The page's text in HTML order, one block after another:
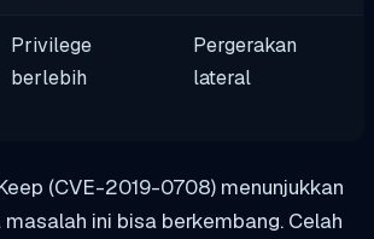
Privilege
berlebih
Pergerakan
lateral
(CVE-2019-0708) menunjukkan
ini bisa berkembang. Celah